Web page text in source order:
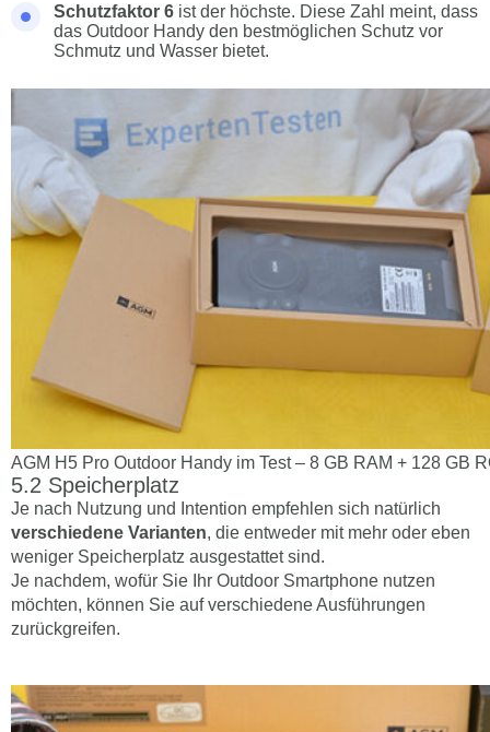
Schutzfaktor 6 ist der höchste. Diese Zahl meint, dass
das Outdoor Handy den bestmöglichen Schutz vor
Schmutz und Wasser bietet.
AGM H5 Pro Outdoor Handy im Test – 8 GB RAM + 128 GB
Speicherplatz
Je nach Nutzung und Intention empfehlen sich natürlich
verschiedene Varianten, die entweder mit mehr oder eben
weniger Speicherplatz ausgestattet sind.
Je nachdem, wofür Sie Ihr Outdoor Smartphone nutzen
möchten, können Sie auf verschiedene Ausführungen
zurückgreifen.